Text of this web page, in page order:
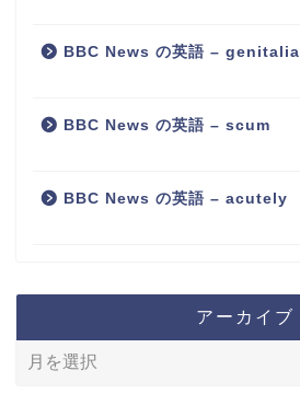
BBC News の英語 – genitalia
BBC News の英語 – scum
BBC News の英語 – acutely
アーカイブ